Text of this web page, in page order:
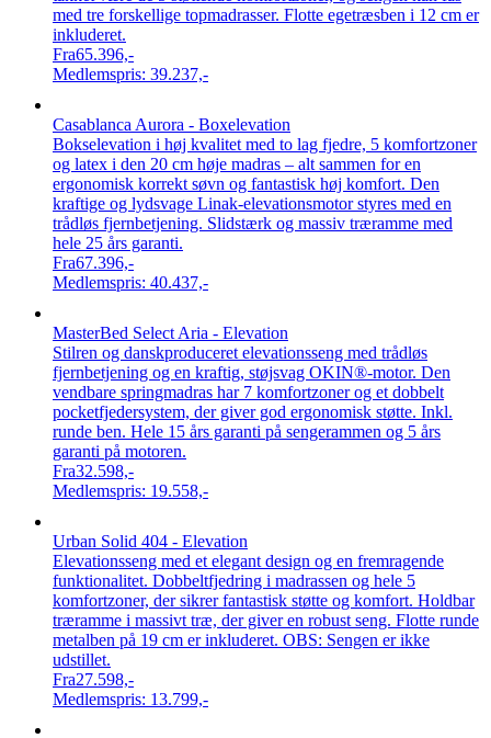
med tre forskellige topmadrasser. Flotte egetræsben i 12 cm er
inkluderet.
Fra65.396,-
Medlemspris: 39.237,-
Casablanca Aurora - Boxelevation
Bokselevation i høj kvalitet med to lag fjedre, 5 komfortzoner
og latex i den 20 cm høje madras – alt sammen for en
ergonomisk korrekt søvn og fantastisk høj komfort. Den
kraftige og lydsvage Linak-elevationsmotor styres med en
trådløs fjernbetjening. Slidstærk og massiv træramme med
hele 25 års garanti.
Fra67.396,-
Medlemspris: 40.437,-
MasterBed Select Aria - Elevation
Stilren og danskproduceret elevationsseng med trådløs
fjernbetjening og en kraftig, støjsvag OKIN®-motor. Den
vendbare springmadras har 7 komfortzoner og et dobbelt
pocketfjedersystem, der giver god ergonomisk støtte. Inkl.
runde ben. Hele 15 års garanti på sengerammen og 5 års
garanti på motoren.
Fra32.598,-
Medlemspris: 19.558,-
Urban Solid 404 - Elevation
Elevationsseng med et elegant design og en fremragende
funktionalitet. Dobbeltfjedring i madrassen og hele 5
komfortzoner, der sikrer fantastisk støtte og komfort. Holdbar
træramme i massivt træ, der giver en robust seng. Flotte runde
metalben på 19 cm er inkluderet. OBS: Sengen er ikke
udstillet.
Fra27.598,-
Medlemspris: 13.799,-